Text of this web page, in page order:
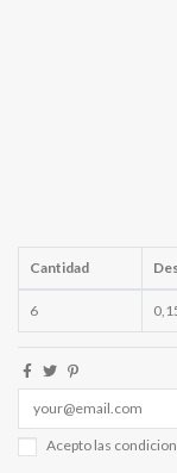
Cantidad
6
Acepto las